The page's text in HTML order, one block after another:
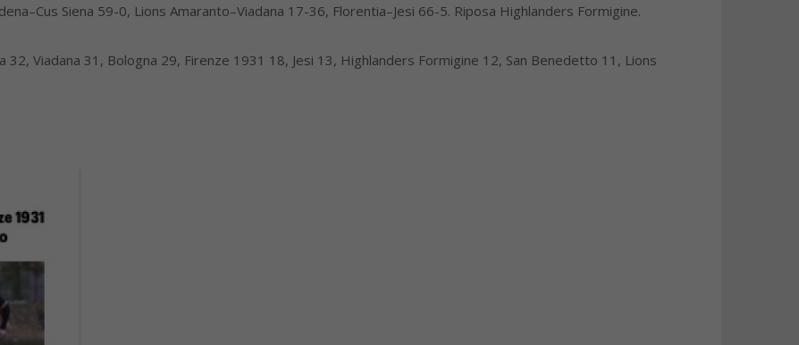
Siena 59-0, Lions Amaranto–Viadana 17-36, Florentia–Jesi 66-5. Riposa Highlanders Formigine.
Viadana 31, Bologna 29, Firenze 1931 18, Jesi 13, Highlanders Formigine 12, San Benedetto 11, Lions